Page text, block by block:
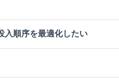
順序を最適化したい